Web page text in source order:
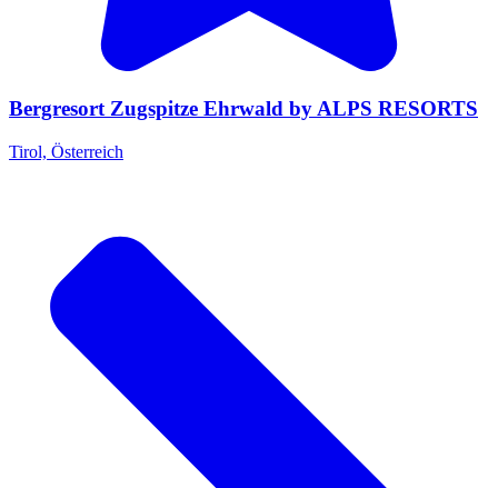
Bergresort Zugspitze Ehrwald by ALPS RESORTS
Tirol, Österreich